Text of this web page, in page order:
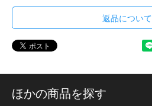
返品について
ほかの商品を探す